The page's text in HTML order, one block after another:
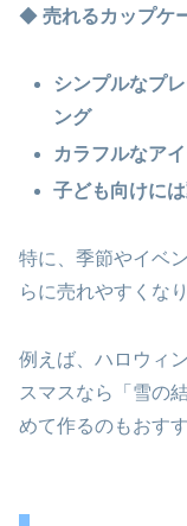
◆ 売れるカップケ
シンプルなプ
ング
カラフルなア
子ども向けに
特に、季節やイベ
らに売れやすくなり
例えば、ハロウィ
スマスなら「雪の
めて作るのもおす